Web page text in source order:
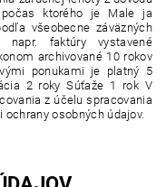
ktorého je Male ja
všeobecne záväzných
napr. faktúry vystavené
archivované 10 rokov
ponukami je platný 5
2 rokySúťaže 1 rok V
z účelu spracovania
osobných údajov.